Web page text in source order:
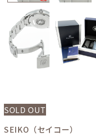
SOLD OUT
SEIKO（セイコー）